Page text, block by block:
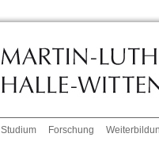
Studium Forschung